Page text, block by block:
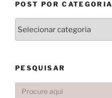
POST POR CATEGORIA
PESQUISAR
Search
for: